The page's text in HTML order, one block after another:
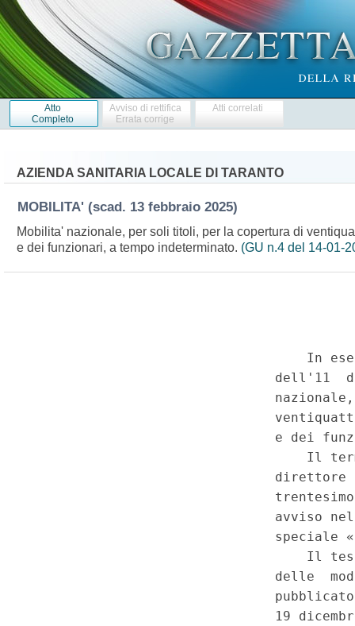
Atto
Completo
Avviso di rettifica
Errata corrige
Atti correlati
AZIENDA SANITARIA LOCALE DI TARANTO
MOBILITA' (scad. 13 febbraio 2025)
Mobilita' nazionale, per soli titoli, per la copertura di
e dei funzionari, a tempo indeterminato. (GU n.4 del 14-01-